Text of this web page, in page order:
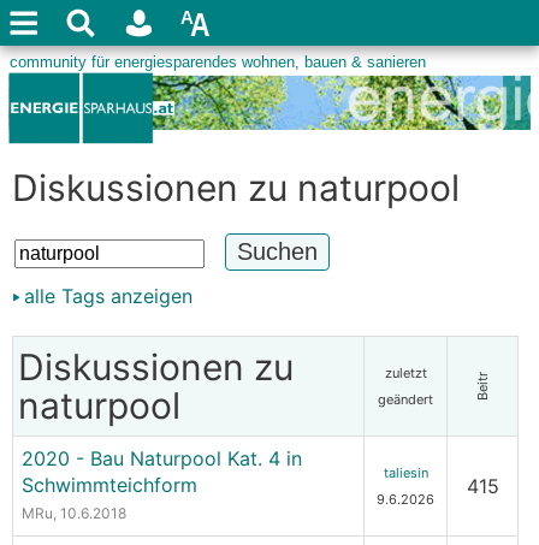
Diskussionen zu naturpool
alle Tags anzeigen
Diskussionen zu
naturpool
zuletzt
geändert
Beitr
2020 - Bau Naturpool Kat. 4 in
Schwimmteichform
MRu, 10.6.2018
taliesin
9.6.2026
415